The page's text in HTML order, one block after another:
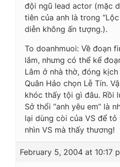
đội ngũ lead actor (mặc
tiên của anh là trong
diễn không ấn tượng.).
To doanhmuoi: Về đoạn
lắm, nhưng có thể kể
Lâm ở nhà thờ, đóng
Quân Hảo chọn Lễ Tín.
khóc thấy tội gì đâu. Rồi
Sở thổi “anh yêu em” là
lại dùng còi của VS để tỏ
nhìn VS mà thấy thương!
February 5, 2004 at 10:17